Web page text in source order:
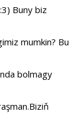
Buny biz
mumkin? Bu
bolmagy